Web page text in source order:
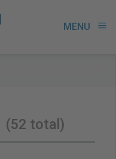
MENU menu
(52 total)